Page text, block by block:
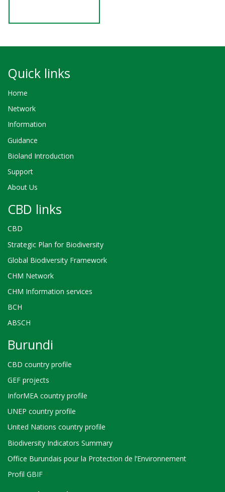
Quick links
Home
Network
Information
Guidance
Bioland Introduction
Support
About Us
CBD links
CBD
Strategic Plan for Biodiversity
Global Biodiversity Framework
CHM Network
CHM Information services
BCH
ABSCH
Burundi
CBD country profile
GEF projects
InforMEA country profile
UNEP country profile
United Nations country profile
Biodiversity Indicators Summary
Office Burundais pour la Protection de l’Environnement
Profil GBIF